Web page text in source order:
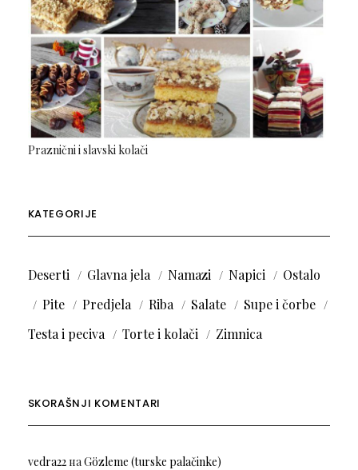
Praznični i slavski kolači
KATEGORIJE
Deserti Glavna jela Namazi Napici
Ostalo
Pite
Predjela Riba Salate
Supe i čorbe
Testa i peciva
Torte i kolači Zimnica
SKORAŠNJI KOMENTARI
vedra22наGözleme (turske palačinke)